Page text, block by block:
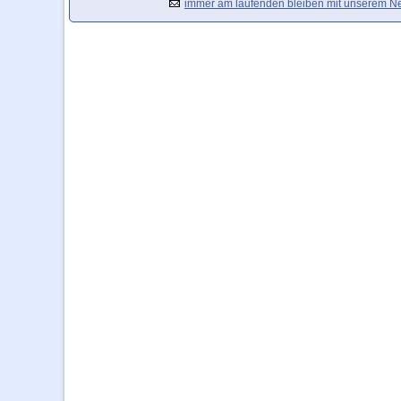
immer am laufenden bleiben mit unserem